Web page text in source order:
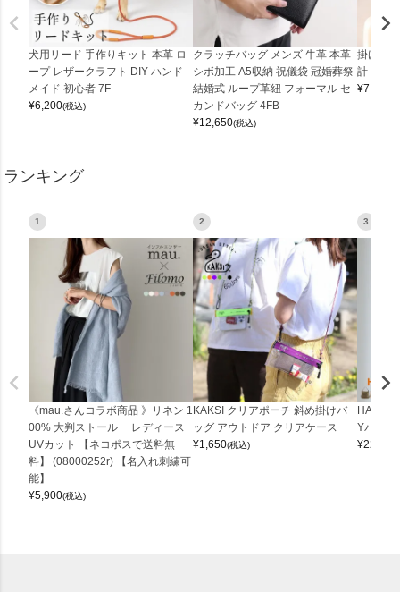
犬用リード 手作りキット 本革 ロ
ープ レザークラフト DIY ハンド
メイド 初心者 7F
¥6,200(税込)
クラッチバッグ メンズ 牛革 本革
シボ加工 A5収納 祝儀袋 冠婚葬祭
結婚式 ループ革紐 フォーマル セ
カンドバッグ 4FB
¥12,650(税込)
掛け時
計
¥7,150
ランキング
1
《mau.さんコラボ商品 》リネン 1
00% 大判ストール レディース
UVカット 【ネコポスで送料無
料】 (08000252r) 【名入れ刺繍可
能】
¥5,900(税込)
2
KAKSI クリアポーチ 斜め掛けバ
ッグ アウトドア クリアケース
¥1,650(税込)
3
Yバッグ
¥22,000